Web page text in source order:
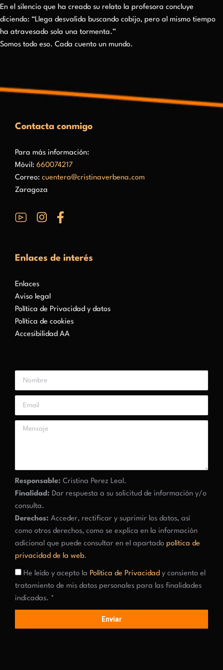
En el silencio que ha creado su relato la profesora concluye
diciendo: “Llega desvalida buscando cobijo, pero al mismo tiempo
ha atravesado sola una tormenta.”
Somos todo eso. Cada cuento un mundo.
Contacta conmigo
Para más información:
Móvil: 660074217
Correo: cuentera@cristinaverbena.com
Zaragoza
Enlaces de interés
Enlaces
Aviso legal
Política de Privacidad y datos
Política de cookies
Accesibilidad AA
Responsable: Cristina Perez Leal.
Finalidad: Dar respuesta a su solicitud de información y/o
consulta.
Derechos: Acceder, rectificar y suprimir los datos, así
como otros derechos, como se explica en la información
adicional que puede consultar en el apartado política de
privacidad de la web.
He leído y acepto la Política de Privacidad y consiento el
tratamiento de mis datos personales para las finalidades
indicadas. *
Enviar